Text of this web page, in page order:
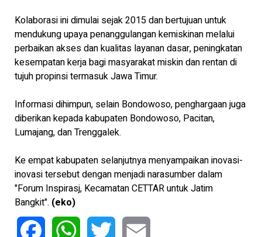
Kolaborasi ini dimulai sejak 2015 dan bertujuan untuk
mendukung upaya penanggulangan kemiskinan melalui
perbaikan akses dan kualitas layanan dasar, peningkatan
kesempatan kerja bagi masyarakat miskin dan rentan di
tujuh propinsi termasuk Jawa Timur.
Informasi dihimpun, selain Bondowoso, penghargaan juga
diberikan kepada kabupaten Bondowoso, Pacitan,
Lumajang, dan Trenggalek.
Ke empat kabupaten selanjutnya menyampaikan inovasi-
inovasi tersebut dengan menjadi narasumber dalam
"Forum Inspirasj, Kecamatan CETTAR untuk Jatim
Bangkit". (eko)